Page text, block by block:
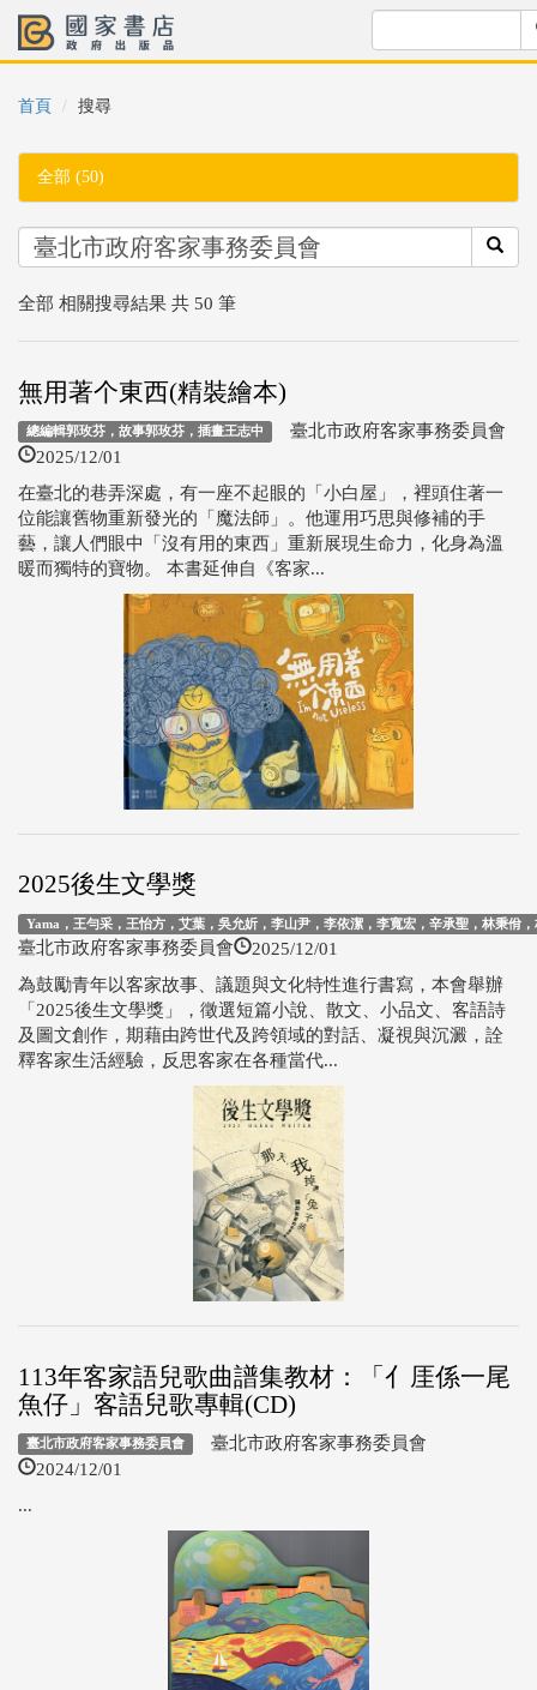
首頁 搜尋
全部 (50)
全部 相關搜尋結果 共 50 筆
無用著个東西(精裝繪本)
總編輯郭玫芬，故事郭玫芬，插畫王志中 臺北市政府客家事務委員會
2025/12/01
在臺北的巷弄深處，有一座不起眼的「小白屋」，裡頭住著一
位能讓舊物重新發光的「魔法師」。他運用巧思與修補的手
藝，讓人們眼中「沒有用的東西」重新展現生命力，化身為溫
暖而獨特的寶物。 本書延伸自《客家...
2025後生文學獎
Yama，王勻采，王怡方，艾葉，吳允妡，李山尹，李依潔，李寬宏，辛承聖，林秉佾
臺北市政府客家事務委員會 2025/12/01
為鼓勵青年以客家故事、議題與文化特性進行書寫，本會舉辦
「2025後生文學獎」，徵選短篇小說、散文、小品文、客語詩
及圖文創作，期藉由跨世代及跨領域的對話、凝視與沉澱，詮
釋客家生活經驗，反思客家在各種當代...
113年客家語兒歌曲譜集教材：「亻厓係一尾
魚仔」客語兒歌專輯(CD)
臺北市政府客家事務委員會 臺北市政府客家事務委員會
2024/12/01
...